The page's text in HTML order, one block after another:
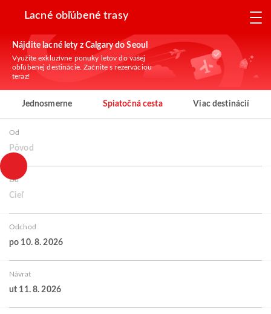
Lacné obľúbené trasy
Nájdite lacné lety z Calgary do Seoul
Využite exkluzívne ponuky letov do vašej
obľúbenej destinácie. Začnite s rezerváciou
teraz!
Jednosmerne Spiatočná cesta Viac destinácií
Od
Pôvod
Do
Cieľ
Odchod
po 10. 8. 2026
Návrat
ut 11. 8. 2026